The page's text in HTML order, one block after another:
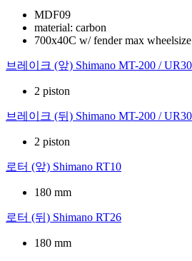
MDF09
material: carbon
700x40C w/ fender max wheelsize
브레이크 (앞) Shimano MT-200 /
2 piston
브레이크 (뒤) Shimano MT-200 /
2 piston
로터 (앞) Shimano RT10
180 mm
로터 (뒤) Shimano RT26
180 mm